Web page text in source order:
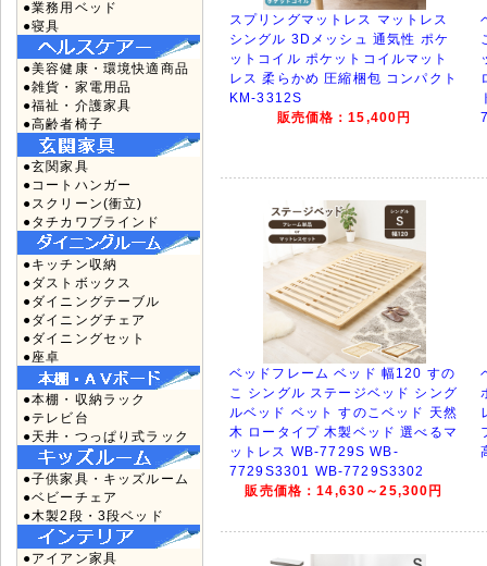
●業務用ベッド
●寝具
●美容健康・環境快適商品
●雑貨・家電用品
●福祉・介護家具
●高齢者椅子
●玄関家具
●コートハンガー
●スクリーン(衝立)
●タチカワブラインド
●キッチン収納
●ダストボックス
●ダイニングテーブル
●ダイニングチェア
●ダイニングセット
●座卓
●本棚・収納ラック
●テレビ台
●天井・つっぱり式ラック
●子供家具・キッズルーム
●ベビーチェア
●木製2段・3段ベッド
●アイアン家具
スプリングマットレス マットレス
シングル 3Dメッシュ 通気性 ポケ
ットコイル ポケットコイルマット
レス 柔らかめ 圧縮梱包 コンパクト
KM-3312S
販売価格：15,400円
ベッドフレーム ベッド 幅120 すの
こ シングル ステージベッド シング
ルベッド ベット すのこベッド 天然
木 ロータイプ 木製ベッド 選べるマ
ットレス WB-7729S WB-
7729S3301 WB-7729S3302
販売価格：14,630～25,300円